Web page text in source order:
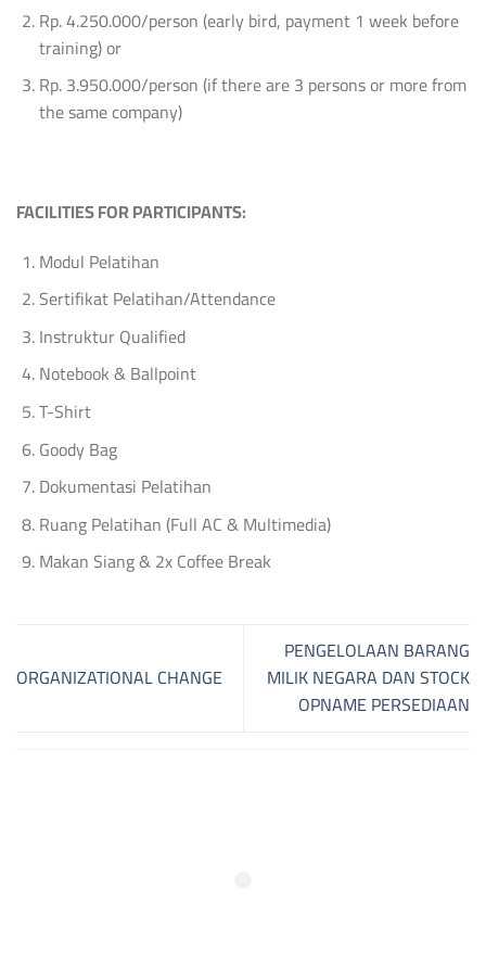
Rp. 4.250.000/person (early bird, payment 1 week before
training) or
Rp. 3.950.000/person (if there are 3 persons or more from
the same company)
FACILITIES FOR PARTICIPANTS:
Modul Pelatihan
Sertifikat Pelatihan/Attendance
Instruktur Qualified
Notebook & Ballpoint
T-Shirt
Goody Bag
Dokumentasi Pelatihan
Ruang Pelatihan (Full AC & Multimedia)
Makan Siang & 2x Coffee Break
ORGANIZATIONAL CHANGE
PENGELOLAAN BARANG
MILIK NEGARA DAN STOCK
OPNAME PERSEDIAAN